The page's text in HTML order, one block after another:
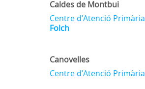
Caldes de Montbui
Centre d'Atenció Primària
Folch
Canovelles
Centre d'Atenció Primària